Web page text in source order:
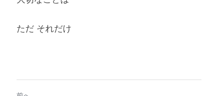
ただ それだけ